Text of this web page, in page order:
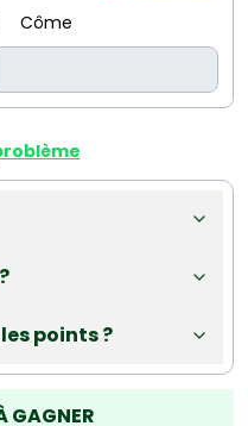
Côme
?
points ?
GAGNER